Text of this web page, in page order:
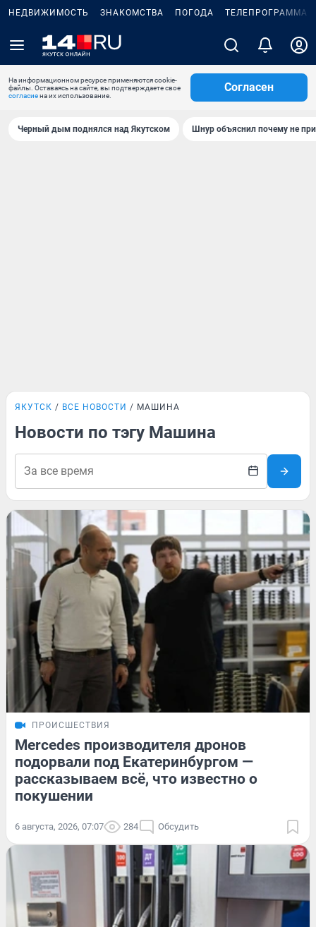
НЕДВИЖИМОСТЬ ЗНАКОМСТВА ПОГОДА ТЕЛЕПРОГРАММА
На информационном ресурсе применяются cookie-
файлы. Оставаясь на сайте, вы подтверждаете свое
согласиена их использование.
Согласен
Черный дым поднялся над Якутском Шнур объяснил почему не
ЯКУТСК ВСЕ НОВОСТИ МАШИНА
Новости по тэгу Машина
ПРОИСШЕСТВИЯ
Mercedes производителя дронов
подорвали под Екатеринбургом —
рассказываем всё, что известно о
покушении
6 августа, 2026, 07:07 284 Обсудить